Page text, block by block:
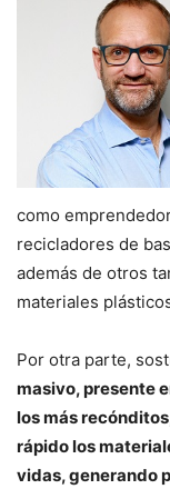
como
recicladores de
además de otros
materiales
Por otra parte,
masivo, presente
los más
rápido los
vidas, generando